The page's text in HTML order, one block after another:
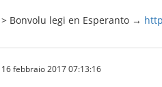
> Bonvolu legi en Esperanto →
16 febbraio 2017 07:13:16